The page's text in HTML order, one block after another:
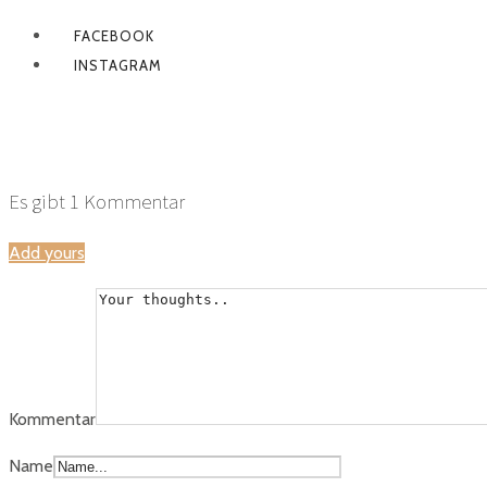
FACEBOOK
INSTAGRAM
Es gibt 1 Kommentar
Add yours
Kommentar
Name